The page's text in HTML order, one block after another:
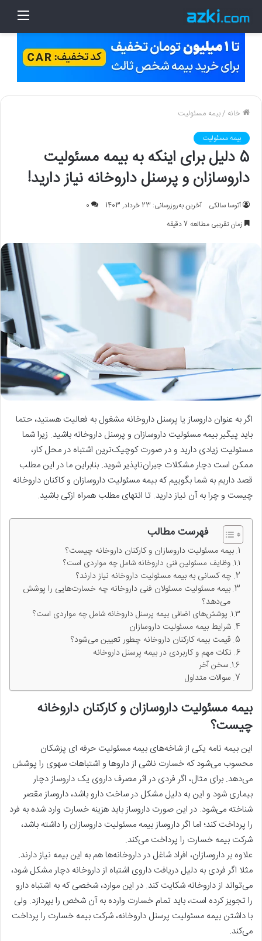
منو
خانه /بیمه مسئولیت
بیمه مسئولیت
5 دلیل برای اینکه به بیمه مسئولیت
داروسازان و پرسنل داروخانه نیاز دارید!
آتوسا سالکی آخرین به‌روزرسانی: 23 خرداد, 1403
0
زمان تقریبی مطالعه 7 دقیقه
اگر به عنوان داروساز یا پرسنل داروخانه مشغول به فعالیت هستید، حتما
باید پیگیر بیمه مسئولیت داروسازان و پرسنل داروخانه باشید. زیرا شما
مسئولیت زیادی دارید و در صورت کوچیک‌ترین اشتباه در محل کار،
ممکن است دچار مشکلات جبران‌ناپذیر شوید. بنابراین ما در این مطلب
قصد داریم به شما بگوییم که بیمه مسئولیت داروسازان و کاکنان داروخانه
چیست و چرا به آن نیاز دارید. تا انتهای مطلب همراه ازکی باشید.
فهرست مطالب
بیمه مسئولیت داروسازان و کارکنان داروخانه چیست؟
وظایف مسئولین فنی داروخانه شامل چه مواردی است؟
چه کسانی به بیمه مسئولیت داروخانه نیاز دارند؟
بیمه مسئولیت مسئولان فنی داروخانه چه خسارت‌هایی را پوشش
می‌دهد؟
پوشش‌های اضافی بیمه پرسنل داروخانه شامل چه مواردی است؟
شرایط بیمه مسئولیت داروسازان
قیمت بیمه کارکنان داروخانه چطور تعیین می‌شود؟
نکات مهم و کاربردی در بیمه پرسنل داروخانه
سخن آخر
سوالات متداول
بیمه مسئولیت داروسازان و کارکنان داروخانه
چیست؟
این بیمه نامه یکی از شاخه‌های بیمه مسئولیت حرفه ای پزشکان
محسوب می‌شود که خسارت ناشی از داروها و اشتباهات سهوی را پوشش
می‌دهد. برای مثال، اگر فردی در اثر مصرف داروی یک داروساز دچار
بیماری شود و این به دلیل مشکل در ساخت دارو باشد، داروساز مقصر
شناخته می‌شود. در این صورت داروساز باید هزینه خسارت وارد شده به فرد
را پرداخت کند؛ اما اگر داروساز بیمه مسئولیت داروسازان را داشته باشد،
شرکت بیمه خسارت را پرداخت می‌کند.
علاوه بر داروسازان، افراد شاغل در داروخانه‌ها هم به این بیمه نیاز دارند.
مثلا اگر فردی به دلیل دریافت داروی اشتباه از داروخانه دچار مشکل شود،
می‌تواند از داروخانه شکایت کند. در این موارد، شخصی که به اشتباه دارو
را تجویز کرده است، باید تمام خسارت وارده به آن شخص را بپردازد. ولی
با داشتن بیمه مسئولیت پرسنل داروخانه، شرکت بیمه خسارت را پرداخت
می‌‌کند.